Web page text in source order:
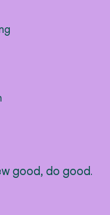
good, do good.